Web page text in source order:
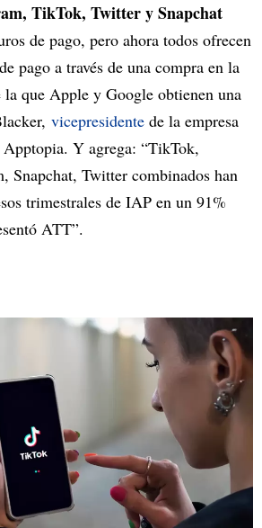
TikTok, Twitter y Snapchat
de pago, pero ahora todos ofrecen
pago a través de una compra en la
que Apple y Google obtienen una
vicepresidente de la empresa
Y agrega: “TikTok,
Snapchat, Twitter combinados han
trimestrales de IAP en un 91%
ATT”.